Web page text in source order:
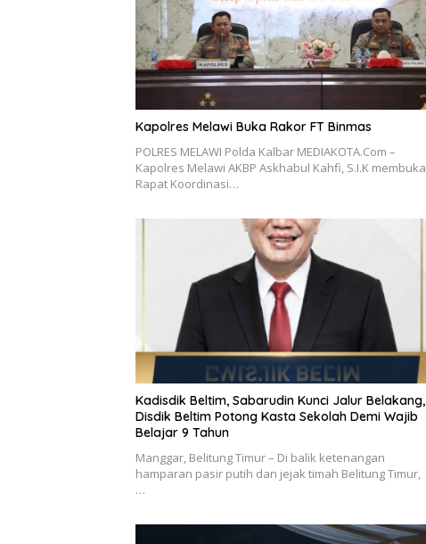
Kapolres Melawi Buka Rakor FT Binmas
POLRES MELAWI Polda Kalbar MEDIAKOTA.Com –
Kapolres Melawi AKBP Askhabul Kahfi, S.I.K membuka
Rapat Koordinasi…
Kadisdik Beltim, Sabarudin Kunci Jalur Belakang,
Disdik Beltim Potong Kasta Sekolah Demi Wajib
Belajar 9 Tahun
Manggar, Belitung Timur – Di balik ketenangan
hamparan pasir putih dan jejak timah Belitung Timur,
…